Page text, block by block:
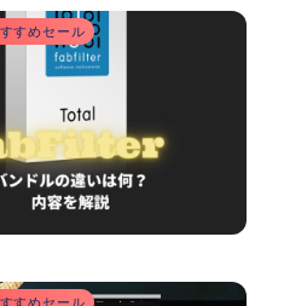
すめセール
すめセール